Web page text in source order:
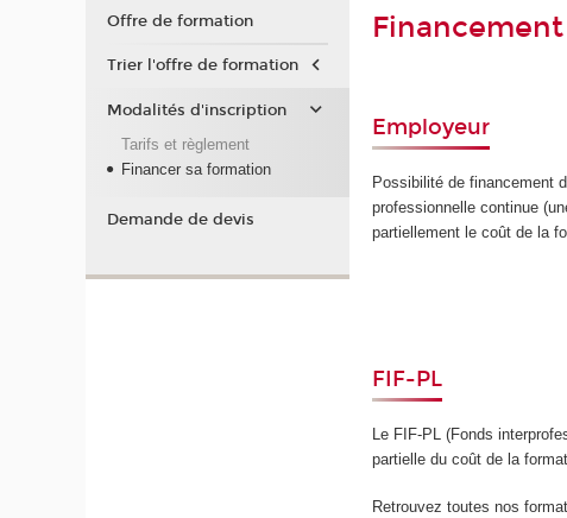
Financement
Employeur
Possibilité de financement
professionnelle continue
partiellement le coût de la
FIF-PL
Le FIF-PL (Fonds
partielle du coût de la
Retrouvez toutes nos
Offre de formation
Trier l'offre de formation
Modalités d'inscription
Tarifs et règlement
Financer sa formation
Demande de devis